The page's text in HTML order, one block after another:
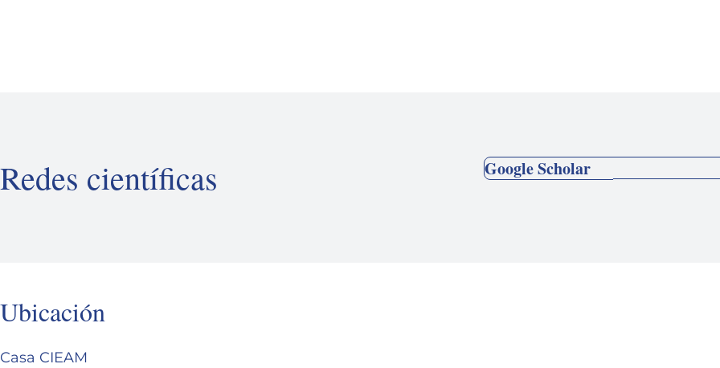
Redes científicas Google Scholar
Ubicación
Casa CIEAM